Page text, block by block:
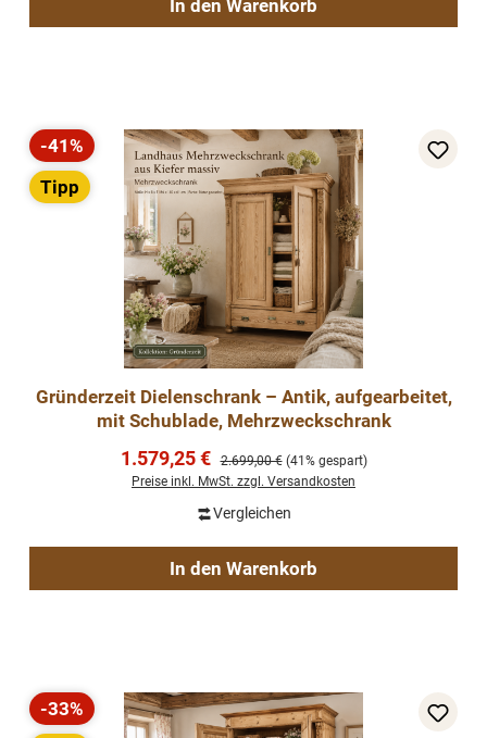
In den Warenkorb
Rabatt
-41%
Tipp
Gründerzeit Dielenschrank – Antik, aufgearbeitet,
mit Schublade, Mehrzweckschrank
Verkaufspreis:
1.579,25 € Regulärer Preis:
2.699,00 € (41% gespart)
Preise inkl. MwSt. zzgl. Versandkosten
Vergleichen
In den Warenkorb
Rabatt
-33%